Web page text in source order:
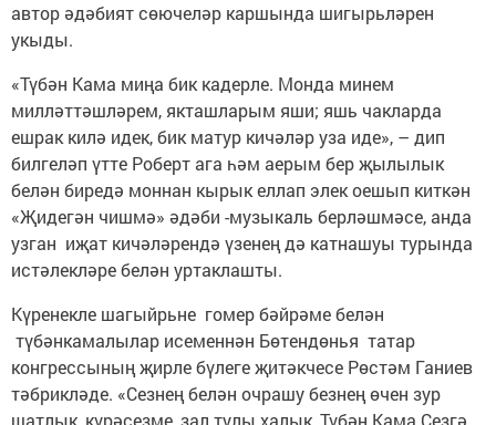
автор әдәбият сөючеләр каршында шигырьләрен
укыды.
«Түбән Кама миңа бик кадерле. Монда минем
милләттәшләрем, якташларым яши; яшь чакларда
ешрак килә идек, бик матур кичәләр уза иде», – дип
билгеләп үтте Роберт ага һәм аерым бер җылылык
белән биредә моннан кырык еллап элек оешып киткән
«Җидегән чишмә» әдәби -музыкаль берләшмәсе, анда
узган иҗат кичәләрендә үзенең дә катнашуы турында
истәлекләре белән уртаклашты.
Күренекле шагыйрьне гомер бәйрәме белән
түбәнкамалылар исеменнән Бөтендөнья татар
конгрессының җирле бүлеге җитәкчесе Рөстәм Ганиев
тәбрикләде. «Сезнең белән очрашу безнең өчен зур